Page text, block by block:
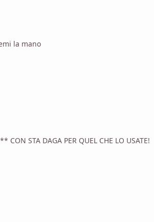
la mano
STA DAGA PER QUEL CHE LO USATE!